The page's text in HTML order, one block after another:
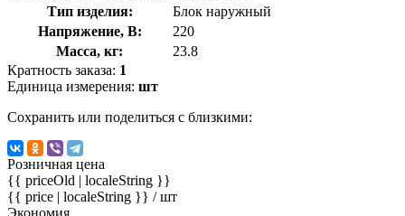
Тип изделия:
Блок наружный
Напряжение, В:
220
Масса, кг:
23.8
Кратность заказа: 1
Единица измерения: шт
Сохранить или поделиться с близкими:
Розничная цена
{{ priceOld | localeString }}
{{ price | localeString }} / шт
Экономия